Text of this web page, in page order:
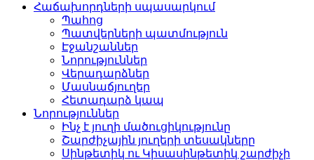
Հաճախորդների սպասարկում
Պահոց
Պատվերների պատմություն
Էջանշաններ
Նորություններ
Վերադարձներ
Մասնաճյուղեր
Հետադարձ կապ
Նորություններ
Ինչ է յուղի մածուցիկությունը
Շարժիչային յուղերի տեսակները
Սինթետիկ ու Կիսասինթետիկ շարժիչի